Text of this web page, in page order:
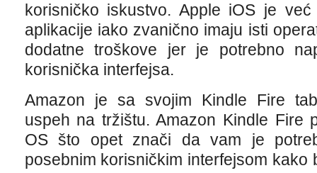
korisničko iskustvo. Apple iOS je
aplikacije iako zvanično imaju isti
dodatne troškove jer je potrebno
korisnička interfejsa.
Amazon je sa svojim Kindle Fire
uspeh na tržištu. Amazon Kindle Fire
OS što opet znači da vam je
posebnim korisničkim interfejsom